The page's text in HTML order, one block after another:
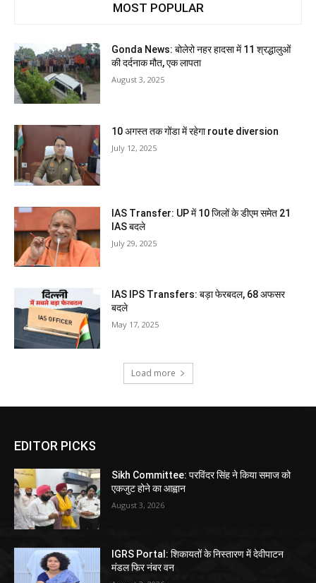
MOST POPULAR
Gonda News: बोलेरो नहर हादसा में 11 श्रद्धालुओं
की दर्दनाक मौत, एक लापता
August 3, 2025
10 अगस्त तक गोंडा में रहेगा route diversion
July 12, 2025
IAS Transfer: UP में 10 जिलों के डीएम समेत 21
IAS बदले
July 29, 2025
IAS IPS Transfers: बड़ा फेरबदल, 68 अफसर
बदले
May 17, 2025
Load more
EDITOR PICKS
Sikh Committee: परविंदर सिंह ने किया समाज को
एकजुट होने का आह्वान
August 3, 2026
IGRS Portal: शिकायतों के निस्तारण में देवीपाटन
मंडल फिर नंबर वन